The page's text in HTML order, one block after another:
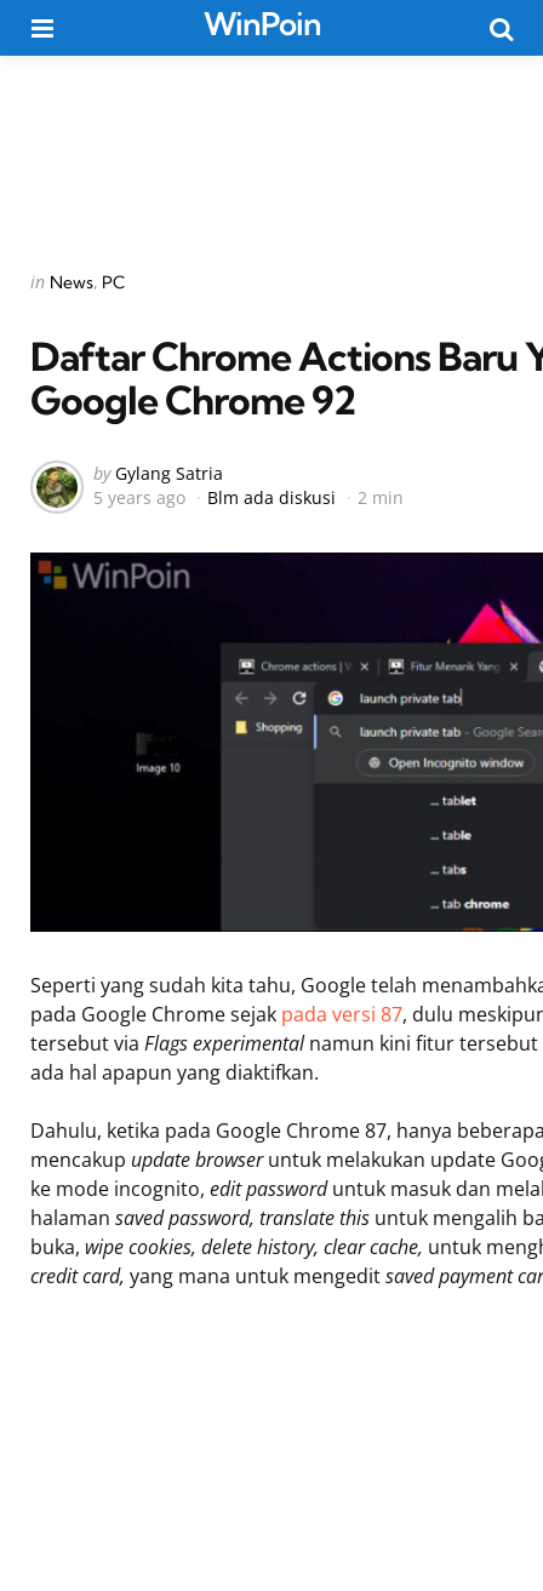
WinPoin
Categories
Posted
in News PC
Daftar Chrome Actions Baru
Google Chrome 92
Posted
by
by Gylang Satria
5 years ago
Blm ada diskusi 2 min
Seperti yang sudah kita tahu, Google telah
pada Google Chrome sejak pada versi 87, dulu
tersebut via Flags experimentalnamun kini fitur
ada hal apapun yang diaktifkan.
Dahulu, ketika pada Google Chrome 87, hanya
mencakup update browseruntuk melakukan update
ke mode incognito, edit passworduntuk masuk dan
halaman saved password, translate this untuk mengalih
buka, wipe cookies, delete history, clear cache, untuk
credit card, yang mana untuk mengeditsaved payment